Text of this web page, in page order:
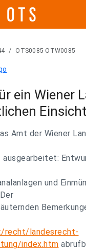
/ OTS0085 OTW0085
ein Wiener
Einsicht
Amt der Wiener
und
recht/landesrecht-
index.htm